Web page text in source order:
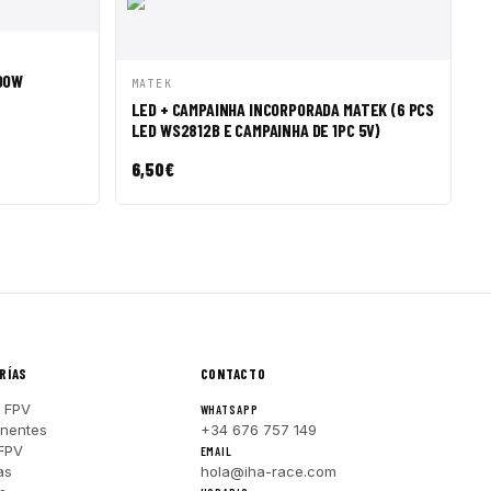
VISTA RÁPIDA
MATEK
LED + CAMPAINHA INCORPORADA MATEK (6 PCS
LED WS2812B E CAMPAINHA DE 1PC 5V)
6,50€
CONTACTO
WHATSAPP
+34 676 757 149
EMAIL
hola@iha-race.com